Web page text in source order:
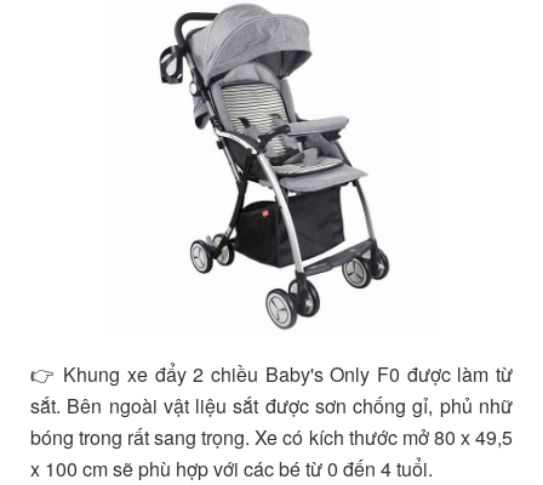
👉 Khung xe đẩy 2 chiều Baby's Only F0 được làm từ
sắt. Bên ngoài vật liệu sắt được sơn chống gỉ, phủ nhữ
bóng trong rất sang trọng. Xe có kích thước mở 80 x 49,5
x 100 cm sẽ phù hợp với các bé từ 0 đến 4 tuổi.